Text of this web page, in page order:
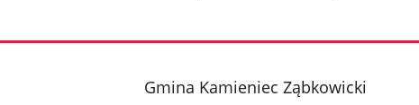
stopka
Gmina Kamieniec Ząbkowicki